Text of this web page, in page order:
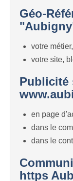
Géo-
votre
votre site,
Publicité
en page
dans le
dans le
https